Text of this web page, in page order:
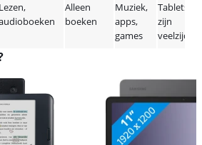
Lezen,
Alleen
boeken
Muziek,
apps,
games
Tablets
zijn
veelzijdig